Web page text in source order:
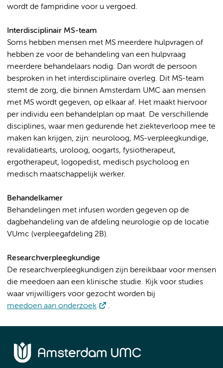
wordt de fampridine voor u vergoed.
Interdisciplinair MS-team
Soms hebben mensen met MS meerdere hulpvragen of
hebben ze voor de behandeling van een hulpvraag
meerdere behandelaars nodig. Dan wordt de persoon
besproken in het interdisciplinaire overleg. Dit MS-team
stemt de zorg, die binnen Amsterdam UMC aan mensen
met MS wordt gegeven, op elkaar af. Het maakt hiervoor
per individu een behandelplan op maat. De verschillende
disciplines, waar men gedurende het ziekteverloop mee te
maken kan krijgen, zijn: neuroloog, MS-verpleegkundige,
revalidatiearts, uroloog, oogarts, fysiotherapeut,
ergotherapeut, logopedist, medisch psycholoog en
medisch maatschappelijk werker.
Behandelkamer
Behandelingen met infusen worden gegeven op de
dagbehandeling van de afdeling neurologie op de locatie
VUmc (verpleegafdeling 2B).
Researchverpleegkundige
De researchverpleegkundigen zijn bereikbaar voor mensen
die meedoen aan een klinische studie. Kijk voor studies
waar vrijwilligers voor gezocht worden bij
meedoen aan onderzoek
.